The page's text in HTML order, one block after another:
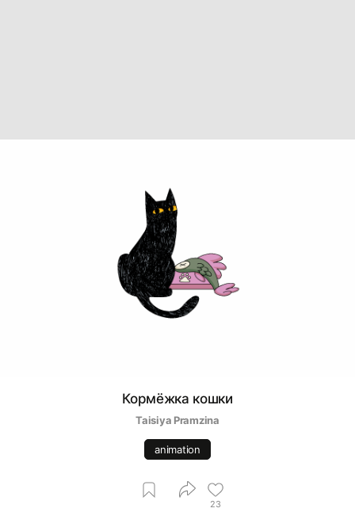
Кормёжка кошки
Taisiya Pramzina
animation
23